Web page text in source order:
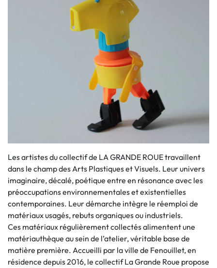
Les artistes du collectif de LA GRANDE ROUE travaillent
dans le champ des Arts Plastiques et Visuels. Leur univers
imaginaire, décalé, poétique entre en résonance avec les
préoccupations environnementales et existentielles
contemporaines. Leur démarche intègre le réemploi de
matériaux usagés, rebuts organiques ou industriels.
Ces matériaux régulièrement collectés alimentent une
matériauthèque au sein de l’atelier, véritable base de
matière première. Accueilli par la ville de Fenouillet, en
résidence depuis 2016, le collectif La Grande Roue propose